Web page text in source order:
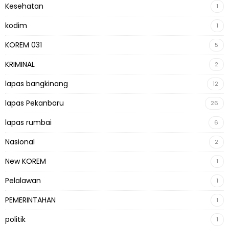
Kesehatan 1
kodim 1
KOREM 031 5
KRIMINAL 2
lapas bangkinang 12
lapas Pekanbaru 26
lapas rumbai 6
Nasional 2
New KOREM 1
Pelalawan 1
PEMERINTAHAN 1
politik 1